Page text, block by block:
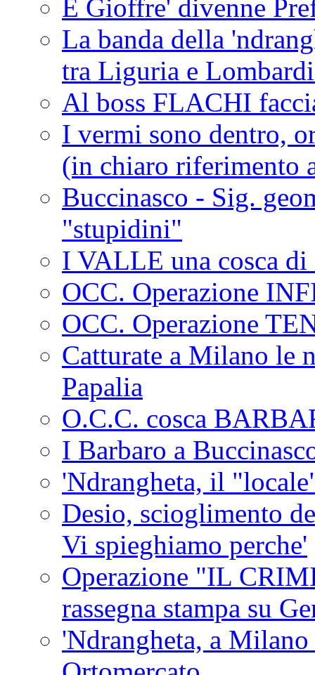
E Gioffre' divenne
La banda della
tra Liguria e
Al boss FLACHI
I vermi sono dentro,
(in chiaro riferimento
Buccinasco - Sig.
"stupidini"
I VALLE una cosca
OCC. Operazione
OCC. Operazione
Catturate a Milano le
Papalia
O.C.C. cosca
I Barbaro a
'Ndrangheta, il
Desio, scioglimento
Vi spieghiamo perche'
Operazione "IL
rassegna stampa su
'Ndrangheta, a Milano